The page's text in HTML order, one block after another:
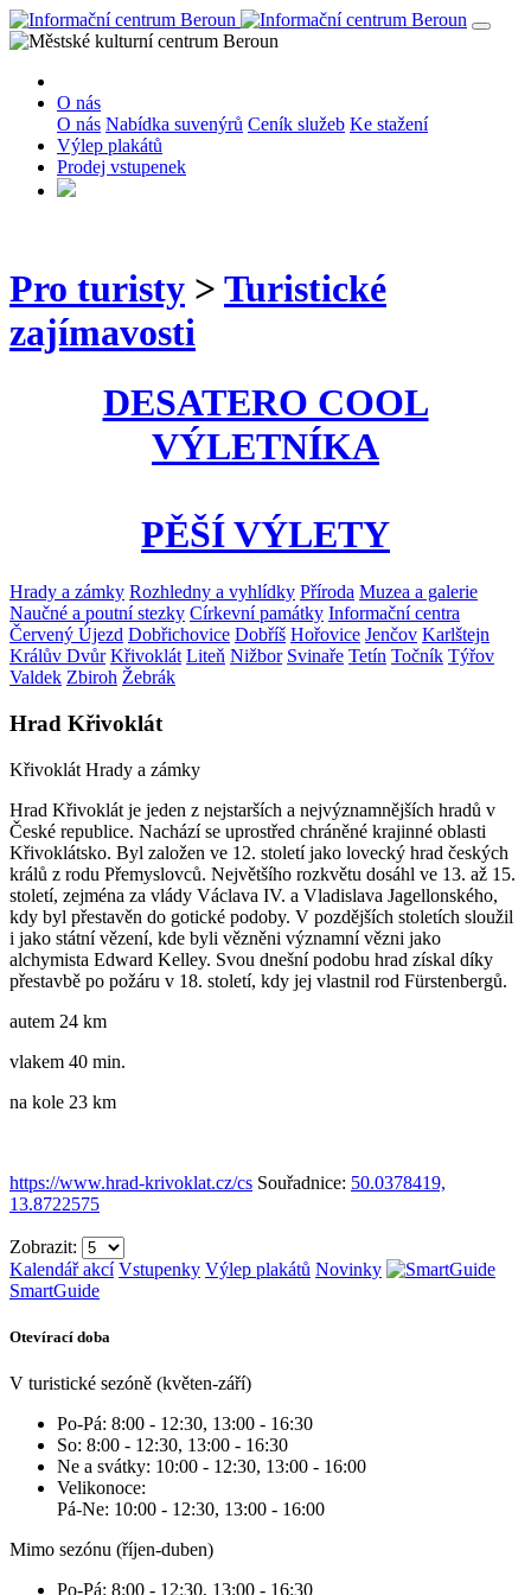
O nás
O nás Nabídka suvenýrů Ceník služeb Ke stažení
Výlep plakátů
Prodej vstupenek
Pro turisty > Turistické
zajímavosti
DESATERO COOL
VÝLETNÍKA
PĚŠÍ VÝLETY
Hrady a zámky Rozhledny a vyhlídky Příroda Muzea a galerie
Naučné a poutní stezky Církevní památky Informační centra
Červený Újezd Dobřichovice Dobříš Hořovice Jenčov Karlštejn
Králův Dvůr Křivoklát Liteň Nižbor Svinaře Tetín Točník Týřov
Valdek Zbiroh Žebrák
Hrad Křivoklát
Křivoklát Hrady a zámky
Hrad Křivoklát je jeden z nejstarších a nejvýznamnějších hradů v
České republice. Nachází se uprostřed chráněné krajinné oblasti
Křivoklátsko. Byl založen ve 12. století jako lovecký hrad českých
králů z rodu Přemyslovců. Největšího rozkvětu dosáhl ve 13. až 15.
století, zejména za vlády Václava IV. a Vladislava Jagellonského,
kdy byl přestavěn do gotické podoby. V pozdějších stoletích sloužil
i jako státní vězení, kde byli vězněni významní vězni jako
alchymista Edward Kelley. Svou dnešní podobu hrad získal díky
přestavbě po požáru v 18. století, kdy jej vlastnil rod Fürstenbergů.
autem 24 km
vlakem 40 min.
na kole 23 km
https://www.hrad-krivoklat.cz/cs Souřadnice: 50.0378419,
13.8722575
Zobrazit:
Kalendář akcí Vstupenky Výlep plakátů Novinky
SmartGuide
Otevírací doba
V turistické sezóně (květen-září)
Po-Pá: 8:00 - 12:30, 13:00 - 16:30
So: 8:00 - 12:30, 13:00 - 16:30
Ne a svátky: 10:00 - 12:30, 13:00 - 16:00
Velikonoce:
Pá-Ne: 10:00 - 12:30, 13:00 - 16:00
Mimo sezónu (říjen-duben)
Po-Pá: 8:00 - 12:30, 13:00 - 16:30